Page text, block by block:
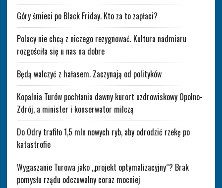
Góry śmieci po Black Friday. Kto za to zapłaci?
Polacy nie chcą z niczego rezygnować. Kultura nadmiaru
rozgościła się u nas na dobre
Będą walczyć z hałasem. Zaczynają od polityków
Kopalnia Turów pochłania dawny kurort uzdrowiskowy Opolno-
Zdrój, a minister i konserwator milczą
Do Odry trafiło 1,5 mln nowych ryb, aby odrodzić rzekę po
katastrofie
Wygaszanie Turowa jako „projekt optymalizacyjny”? Brak
pomysłu rządu odczuwalny coraz mocniej